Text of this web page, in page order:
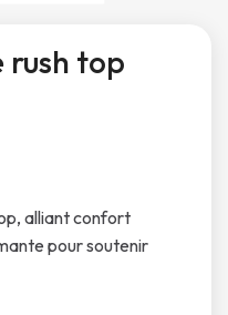
rush top
alliant confort
pour soutenir